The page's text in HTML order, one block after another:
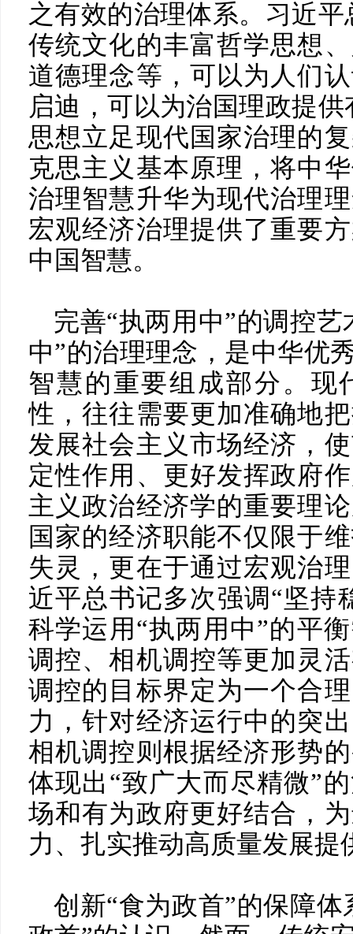
之有效的治理体系。习近
传统文化的丰富哲学思想
道德理念等，可以为人们
启迪，可以为治国理政提
思想立足现代国家治理的
克思主义基本原理，将中
治理智慧升华为现代治理
宏观经济治理提供了重要
中国智慧。
完善“执两用中”的调控
中”的治理理念，是中华优
智慧的重要组成部分。现
性，往往需要更加准确地
发展社会主义市场经济，
定性作用、更好发挥政府
主义政治经济学的重要理
国家的经济职能不仅限于
失灵，更在于通过宏观治
近平总书记多次强调“坚持
科学运用“执两用中”的平
调控、相机调控等更加灵
调控的目标界定为一个合
力，针对经济运行中的突
相机调控则根据经济形势
体现出“致广大而尽精微”
场和有为政府更好结合，
力、扎实推动高质量发展提
创新“食为政首”的保障